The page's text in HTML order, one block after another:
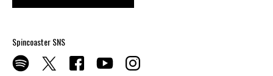
Spincoaster SNS